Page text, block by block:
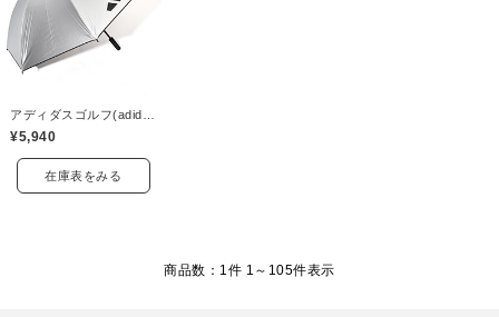
¥5,940
在庫表をみる
商品数：1件 1～ 105件表示